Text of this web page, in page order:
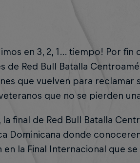
en 3, 2, 1… tiempo! Por
de Red Bull Batalla
que vuelven para reclamar
que no se pierden
la final de Red Bull Batalla
Dominicana donde
en la Final Internacional que